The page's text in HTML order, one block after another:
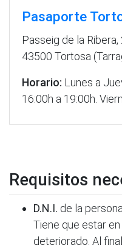
Pasaporte
Passeig de la Ribera,
43500 Tortosa
Horario: Lunes a
16:00h a 19:00h.
Requisitos
D.N.I. de la
Tiene que estar
deteriorado. Al